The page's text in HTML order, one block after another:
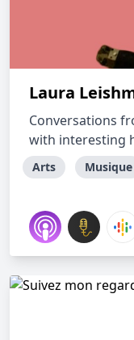
Laura
Conversations
with interesting
Arts Musique